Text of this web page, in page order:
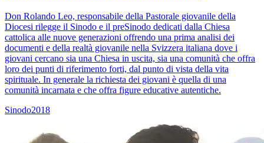
Don Rolando Leo, responsabile della Pastorale giovanile della
Diocesi rilegge il Sinodo e il preSinodo dedicati dalla Chiesa
cattolica alle nuove generazioni offrendo una prima analisi dei
documenti e della realtà giovanile nella Svizzera italiana dove i
giovani cercano sia una Chiesa in uscita, sia una comunità che offra
loro dei punti di riferimento forti, dal punto di vista della vita
spirituale. In generale la richiesta dei giovani è quella di una
comunità incarnata e che offra figure educative autentiche.
Sinodo2018